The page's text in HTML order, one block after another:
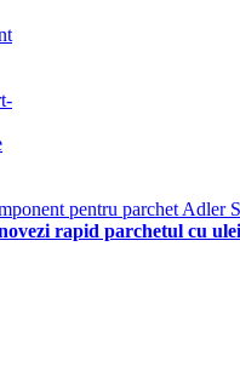
rapid parchetul cu